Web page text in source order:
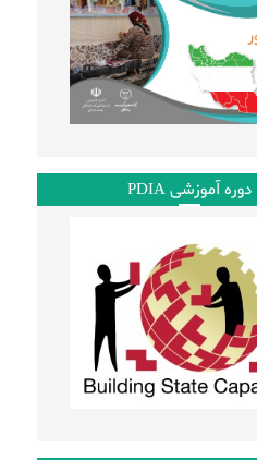
دوره آموزشی PDIA